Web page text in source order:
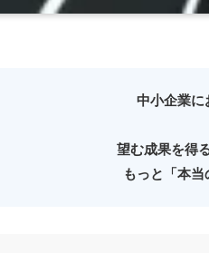
中小企業に
望む成果を得
もっと「本当